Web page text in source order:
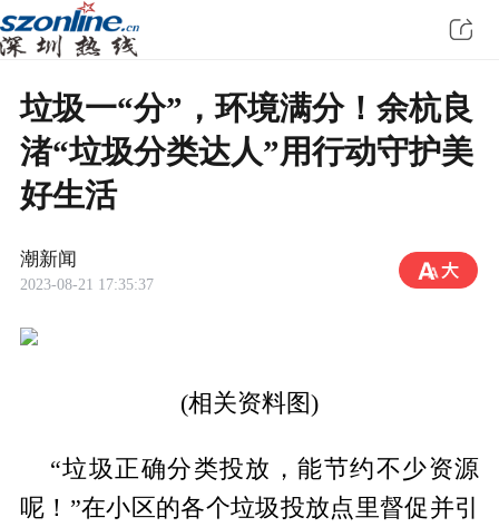
垃圾一“分”，环境满分！余杭良
渚“垃圾分类达人”用行动守护美
好生活
潮新闻
2023-08-21 17:35:37
(相关资料图)
“垃圾正确分类投放，能节约不少资源
呢！”在小区的各个垃圾投放点里督促并引